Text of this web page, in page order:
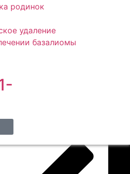
родинок
удаление
базалиомы
для оперативного
операция проводилась на
достичь, с возможностью
клеток, это может
возвращению